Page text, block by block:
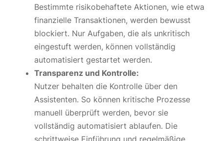
Bestimmte risikobehaftete Aktionen, wie etwa
finanzielle Transaktionen, werden bewusst
blockiert. Nur Aufgaben, die als unkritisch
eingestuft werden, können vollständig
automatisiert gestartet werden.
Transparenz und Kontrolle:
Nutzer behalten die Kontrolle über den
Assistenten. So können kritische Prozesse
manuell überprüft werden, bevor sie
vollständig automatisiert ablaufen. Die